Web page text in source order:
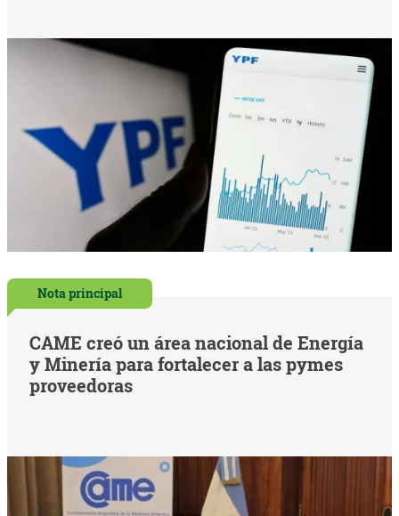
Nota principal
CAME creó un área nacional de Energía
y Minería para fortalecer a las pymes
proveedoras